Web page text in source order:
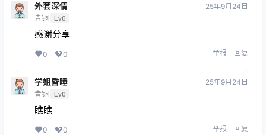
外套深情
青铜 Lv0
25年9月24日
感谢分享
0 0 举报 回复
学姐昏睡
青铜 Lv0
25年9月24日
瞧瞧
0 0 举报 回复